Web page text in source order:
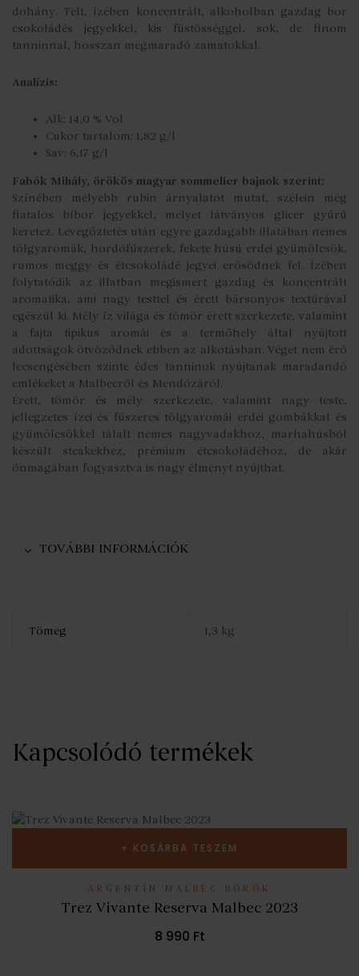
dohány. Telt, ízében koncentrált, alkoholban gazdag bor
csokoládés jegyekkel, kis füstösséggel, sok, de finom
tanninnal, hosszan megmaradó zamatokkal.
Analízis:
Alk: 14,0 % Vol
Cukor tartalom: 1,82 g/l
Sav: 6,17 g/l
Fabók Mihály, örökös magyar sommelier bajnok szerint:
Színében mélyebb rubin árnyalatot mutat, szélein még
fiatalos bíbor jegyekkel, melyet látványos glicer gyűrű
keretez. Levegőztetés után egyre gazdagabb illatában nemes
tölgyaromák, hordófűszerek, fekete húsú erdei gyümölcsök,
rumos meggy és étcsokoládé jegyei erősödnek fel. Ízében
folytatódik az illatban megismert gazdag és koncentrált
aromatika, ami nagy testtel és érett bársonyos textúrával
egészül ki. Mély íz világa és tömör érett szerkezete, valamint
a fajta tipikus aromái és a termőhely által nyújtott
adottságok ötvöződnek ebben az alkotásban. Véget nem érő
lecsengésében szinte édes tanninok nyújtanak maradandó
emlékeket a Malbecről és Mendózáról.
Érett, tömör és mély szerkezete, valamint nagy teste,
jellegzetes ízei és fűszeres tölgyaromái erdei gombákkal és
gyümölcsökkel tálalt nemes nagyvadakhoz, marhahúsból
készült steakekhez, prémium étcsokoládéhoz, de akár
önmagában fogyasztva is nagy élményt nyújthat.
TOVÁBBI INFORMÁCIÓK
Tömeg 1,3 kg
Kapcsolódó termékek
KOSÁRBA TESZEM
ARGENTÍN MALBEC BOROK
Trez Vivante Reserva Malbec 2023
8 990 Ft